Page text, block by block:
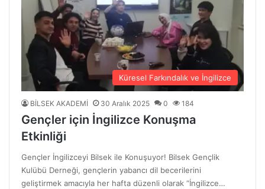
Küresel Farkındalık ve İngilizce
BİLSEK AKADEMİ 30 Aralık 2025 0 184
Gençler için İngilizce Konuşma
Etkinliği
Gençler İngilizceyi Bilsek ile Konuşuyor! Bilsek Gençlik
Kulübü Derneği, gençlerin yabancı dil becerilerini
geliştirmek amacıyla her hafta düzenli olarak “İngilizce…